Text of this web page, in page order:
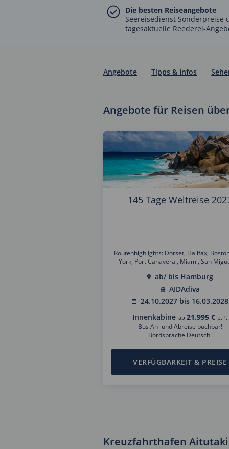
Die besten Reiseangebote
Seereisedienst Sonderpreise
tagesaktuelle Reederei-
Angebote Tipps & Infos
Angebote für Reisen
145 Tage Weltreise
Routenhighlights: Dorset, Halifax,
York, Port Canaveral, Miami, San
Los Angeles, San Francisco, Honolulu,
Kailuna Kona, Moorea, Tahiti,
Sydney, Brisbane, Airlie Beach, Cairns,
Lombok, Bali, Singapur, Kuala Lumpur,
Angra dos Reis, Rio de Janeiro,
Teneriffa , Madeira, Lissabon
ab/ bis Hamburg
AIDAdiva
24.10.2027 bis 16.03.2028
Innenkabine ab 21.995 € p.P.
Bus An- und Abreise buchbar!
Bordsprache Deutsch!
VERFÜGBARKEIT & PREISE
Kreuzfahrthafen